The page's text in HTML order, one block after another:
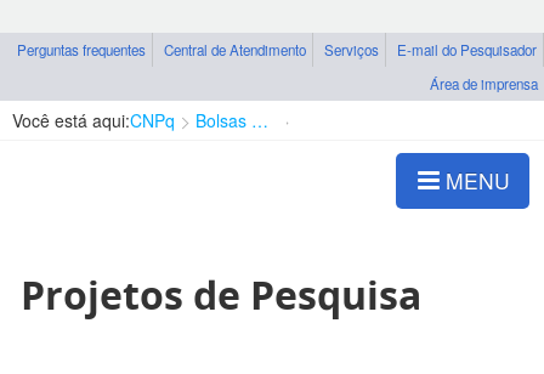
Perguntas frequentes Central de Atendimento Serviços
E-mail do Pesquisador
Área de imprensa
Você está aqui:CNPq Bolsas e Auxílios Vigentes
MENU
Projetos de Pesquisa